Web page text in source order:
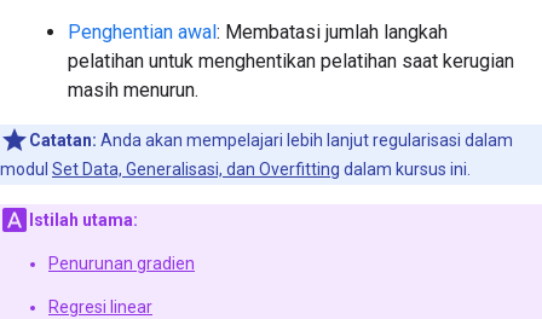
Penghentian awal : Membatasi jumlah langkah
pelatihan untuk menghentikan pelatihan saat kerugian
masih menurun.
Catatan: Anda akan mempelajari lebih lanjut regularisasi dalam
modul Set Data, Generalisasi, dan Overfitting dalam kursus ini.
Istilah utama:
Penurunan gradien
Regresi linear